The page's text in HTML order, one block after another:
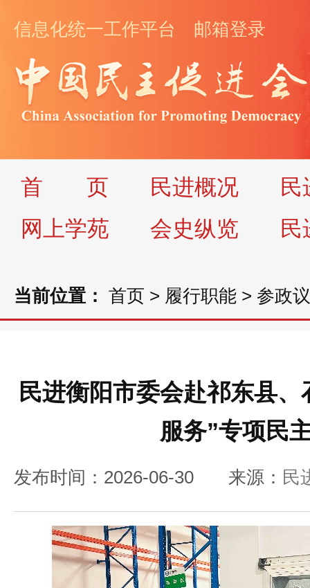
信息化统一工作平台 邮箱登录
首 页 民进概况
民
网上学苑
会史纵览 民
当前位置： 首页 > 履行职能 > 参政
民进衡阳市委会赴祁东县
服务”专项民
发布时间：2026-06-30 来源： 民